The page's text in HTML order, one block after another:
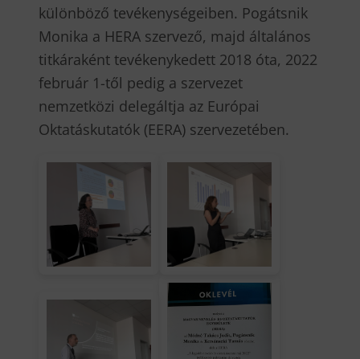
különböző tevékenységeiben. Pogátsnik
Monika a HERA szervező, majd általános
titkáraként tevékenykedett 2018 óta, 2022
február 1-től pedig a szervezet
nemzetközi delegáltja az Európai
Oktatáskutatók (EERA) szervezetében.